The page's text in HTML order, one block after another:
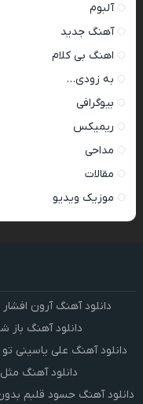
آلبوم
آهنگ جدید
اهنگ بی کلام
به زودی…
بیوگرافی
ریمیکس
مداحی
مقالات
موزیک ویدیو
دانلود آهنگ آرون
دانلود آهنگ
دانلود آهنگ علی یاسینی
دانلود آهنگ
دانلود آهنگ حسود قلبم